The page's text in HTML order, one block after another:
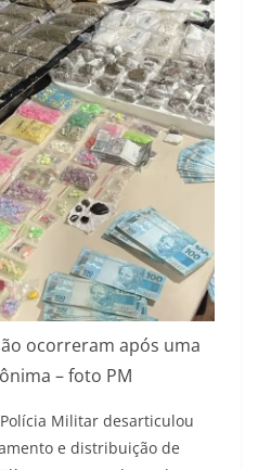
ocorreram após uma
– foto PM
Militar desarticulou
e distribuição de